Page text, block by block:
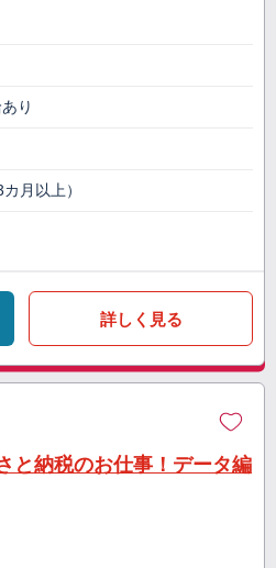
り
月以上）
詳しく見る
と納税のお仕事！データ編